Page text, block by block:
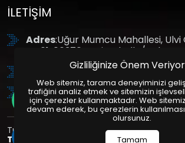
İLETIŞIM
Adres:Uğur Mumcu Mahallesi,
No:61, 06370 Yenimahalle/Ankara
: +90 (312) 354 8888
GSM: +90 (532) 343 4085
Tüm Hakları Saklıdır. | Bu site Us Yazılım
Tasarım
Paketleri ile
Gizliliğinize Önem
Web sitemiz, tarama deneyiminizi
trafiğini analiz etmek ve sitemizin
için çerezler kullanmaktadır. Web
devam ederek, bu çerezlerin
olursunuz.
Tamam